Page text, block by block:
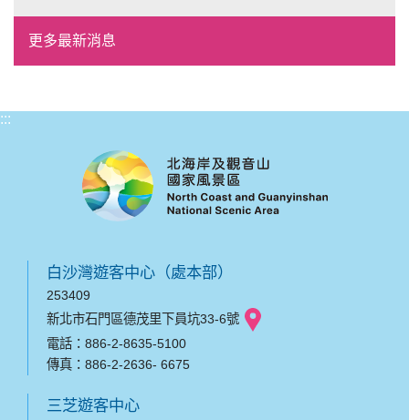
風格形塑即日起開放報名
更多最新消息
:::
白沙灣遊客中心（處本部）
253409
新北市石門區德茂里下員坑33-6號
電話：886-2-8635-5100
傳真：886-2-2636- 6675
三芝遊客中心